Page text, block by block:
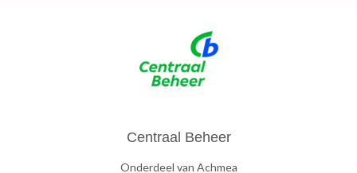
Centraal Beheer
Onderdeel van Achmea